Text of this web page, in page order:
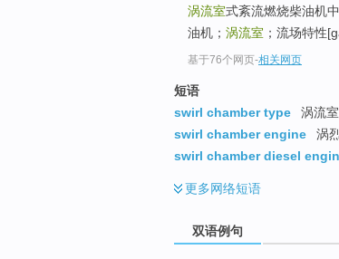
涡流室式紊流燃烧柴油机中
油机； 涡流室 ；流场特性
基于76个网页-相关网页
短语
swirl chamber type
涡流
swirl chamber engine
涡
swirl chamber diesel
更多网络短语
双语例句